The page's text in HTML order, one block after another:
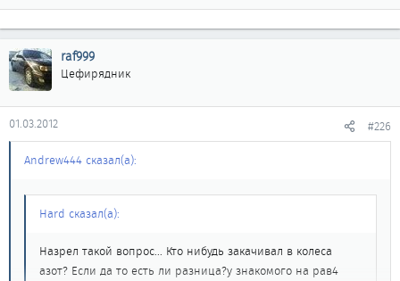
raf999
Цефирядник
01.03.2012 #226
Andrew444 сказал(а):
Hard сказал(а):
Назрел такой вопрос... Кто нибудь закачивал в колеса
азот? Если да то есть ли разница?у знакомого на рав4